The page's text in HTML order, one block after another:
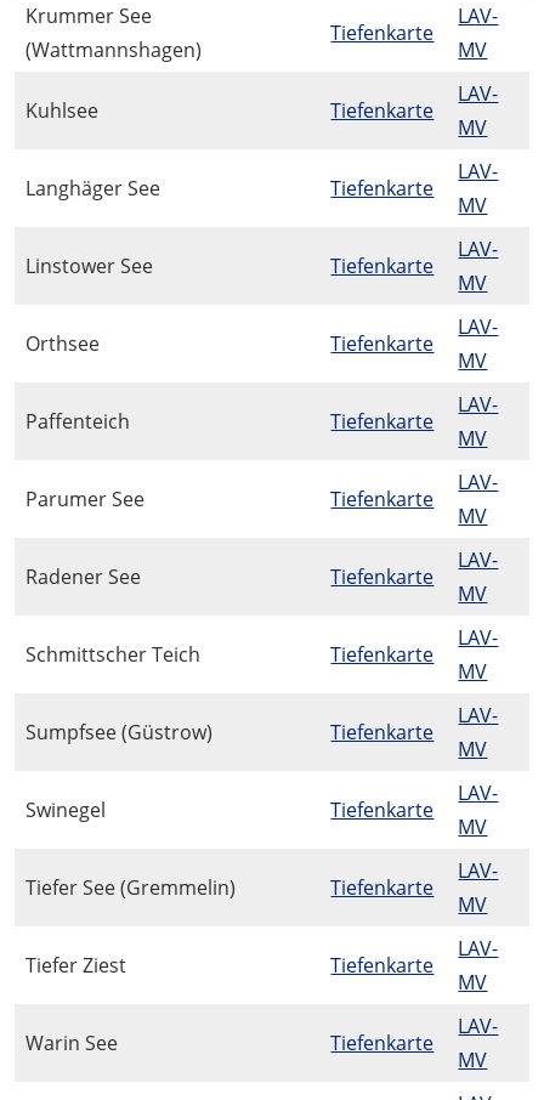
Krummer See
(Wattmannshagen)
Tiefenkarte
LAV-
MV
Kuhlsee Tiefenkarte
LAV-
MV
Langhäger See Tiefenkarte
LAV-
MV
Linstower See Tiefenkarte
LAV-
MV
Orthsee Tiefenkarte
LAV-
MV
Paffenteich Tiefenkarte
LAV-
MV
Parumer See Tiefenkarte
LAV-
MV
Radener See Tiefenkarte
LAV-
MV
Schmittscher Teich Tiefenkarte
LAV-
MV
Sumpfsee (Güstrow) Tiefenkarte
LAV-
MV
Swinegel Tiefenkarte
LAV-
MV
Tiefer See (Gremmelin) Tiefenkarte
LAV-
MV
Tiefer Ziest Tiefenkarte
LAV-
MV
Warin See Tiefenkarte
LAV-
MV